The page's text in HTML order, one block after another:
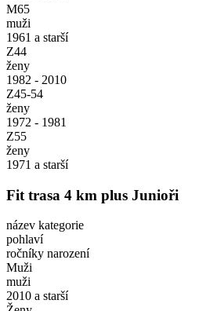
M65
muži
1961 a starší
Z44
ženy
1982 - 2010
Z45-54
ženy
1972 - 1981
Z55
ženy
1971 a starší
Fit trasa 4 km plus Junioři
název kategorie
pohlaví
ročníky narození
Muži
muži
2010 a starší